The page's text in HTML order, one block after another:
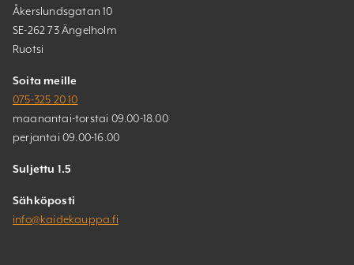
Åkerslundsgatan 10
SE-262 73 Ängelholm
Ruotsi
Soita meille
075-325 20 10
maanantai-torstai 09.00-18.00
perjantai 09.00-16.00
Suljettu 1.5
Sähköposti
info@kaidekauppa.fi